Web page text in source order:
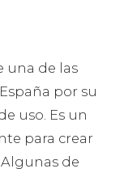
una de las
por su
uso. Es un
para crear
de